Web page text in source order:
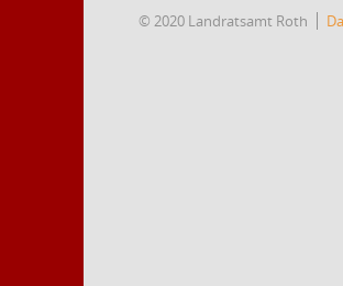
© 2020 Landratsamt Roth